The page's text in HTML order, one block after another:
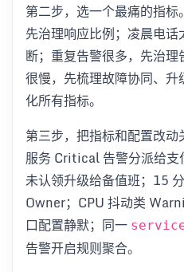
第二步，选一个最痛的指
先治理响应比例；凌晨电
断；重复告警很多，先治
很慢，先梳理故障协同、
化所有指标。
第三步，把指标和配置改
服务 Critical 告警分派给支
未认领升级给备值班；15
Owner；CPU 抖动类
口配置静默；同一
告警开启规则聚合。